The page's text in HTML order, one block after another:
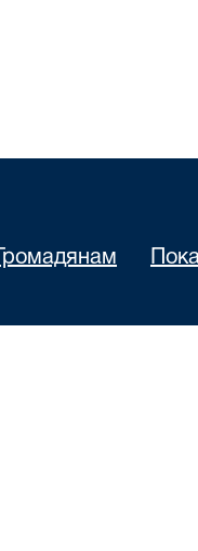
Громадянам